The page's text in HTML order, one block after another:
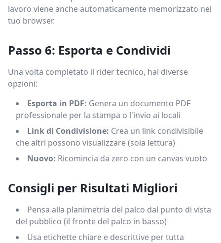
lavoro viene anche automaticamente memorizzato nel
tuo browser.
Passo 6: Esporta e Condividi
Una volta completato il rider tecnico, hai diverse
opzioni:
Esporta in PDF: Genera un documento PDF
professionale per la stampa o l'invio ai locali
Link di Condivisione: Crea un link condivisibile
che altri possono visualizzare (sola lettura)
Nuovo: Ricomincia da zero con un canvas vuoto
Consigli per Risultati Migliori
Pensa alla planimetria del palco dal punto di vista
del pubblico (il fronte del palco in basso)
Usa etichette chiare e descrittive per tutta